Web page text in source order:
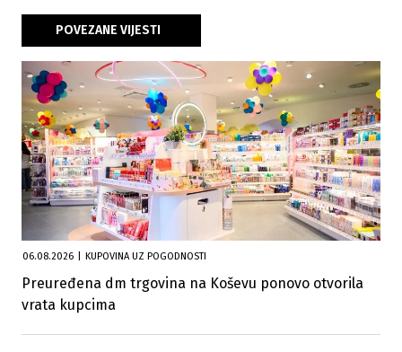
POVEZANE VIJESTI
06.08.2026 KUPOVINA UZ POGODNOSTI
Preuređena dm trgovina na Koševu ponovo otvorila
vrata kupcima